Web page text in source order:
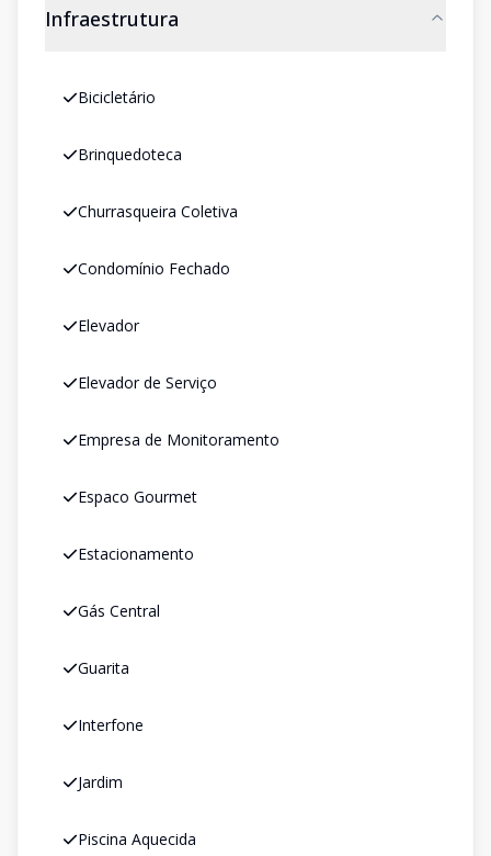
Infraestrutura
Bicicletário
Brinquedoteca
Churrasqueira Coletiva
Condomínio Fechado
Elevador
Elevador de Serviço
Empresa de Monitoramento
Espaco Gourmet
Estacionamento
Gás Central
Guarita
Interfone
Jardim
Piscina Aquecida